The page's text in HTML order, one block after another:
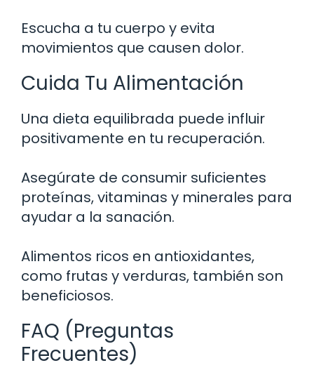
Escucha a tu cuerpo y evita
movimientos que causen dolor.
Cuida Tu Alimentación
Una dieta equilibrada puede influir
positivamente en tu recuperación.
Asegúrate de consumir suficientes
proteínas, vitaminas y minerales para
ayudar a la sanación.
Alimentos ricos en antioxidantes,
como frutas y verduras, también son
beneficiosos.
FAQ (Preguntas
Frecuentes)